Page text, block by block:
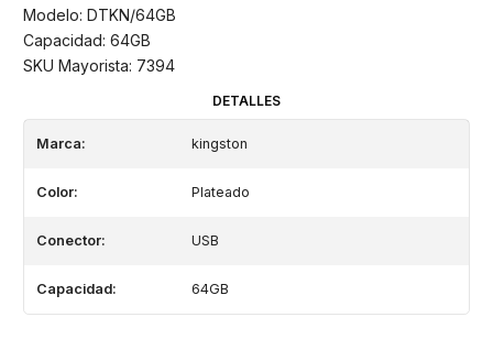
Modelo: DTKN/64GB
Capacidad: 64GB
SKU Mayorista: 7394
DETALLES
Marca: kingston
Color: Plateado
Conector: USB
Capacidad: 64GB